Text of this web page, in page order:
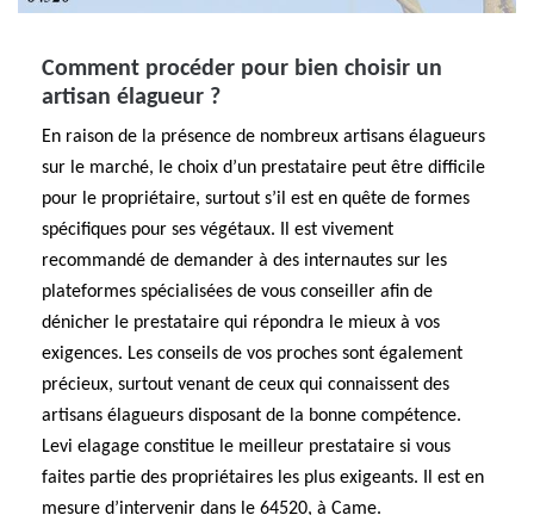
Comment procéder pour bien choisir un
artisan élagueur ?
En raison de la présence de nombreux artisans élagueurs
sur le marché, le choix d’un prestataire peut être difficile
pour le propriétaire, surtout s’il est en quête de formes
spécifiques pour ses végétaux. Il est vivement
recommandé de demander à des internautes sur les
plateformes spécialisées de vous conseiller afin de
dénicher le prestataire qui répondra le mieux à vos
exigences. Les conseils de vos proches sont également
précieux, surtout venant de ceux qui connaissent des
artisans élagueurs disposant de la bonne compétence.
Levi elagage constitue le meilleur prestataire si vous
faites partie des propriétaires les plus exigeants. Il est en
mesure d’intervenir dans le 64520, à Came.